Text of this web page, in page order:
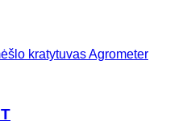
kratytuvas Agrometer